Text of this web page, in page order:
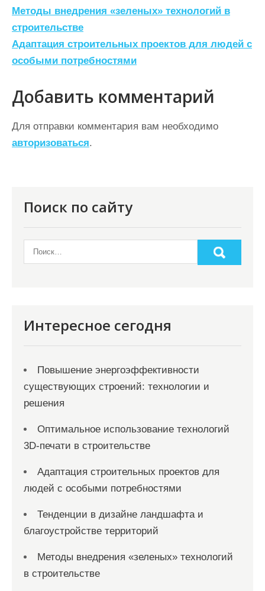
Н
а
в
и
г
а
ц
и
м
Методы внедрения «зеленых» технологий в
строительстве
Адаптация строительных проектов для людей с
особыми потребностями
Добавить комментарий
Для отправки комментария вам необходимо
авторизоваться.
Поиск по сайту
Интересное сегодня
Повышение энергоэффективности
существующих строений: технологии и
решения
Оптимальное использование технологий
3D-печати в строительстве
Адаптация строительных проектов для
людей с особыми потребностями
Тенденции в дизайне ландшафта и
благоустройстве территорий
Методы внедрения «зеленых» технологий
в строительстве